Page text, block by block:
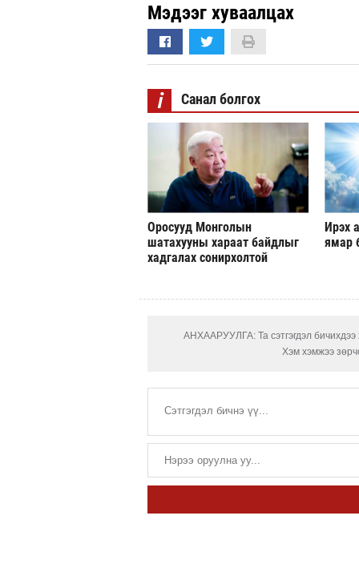
Мэдээг хуваалцах
i Санал болгох
Оросууд Монголын
шатахууны хараат байдлыг
хадгалах сонирхолтой
Ирэх
ямар
АНХААРУУЛГА: Та сэтгэгдэл бичихдээ
Хэм хэмжээ